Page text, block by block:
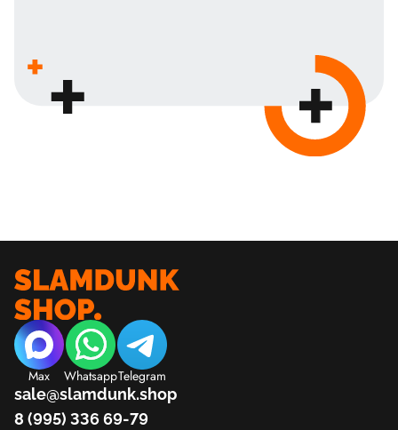
Max WhatsappTelegram
sale@slamdunk.shop
8 (995) 336 69-79